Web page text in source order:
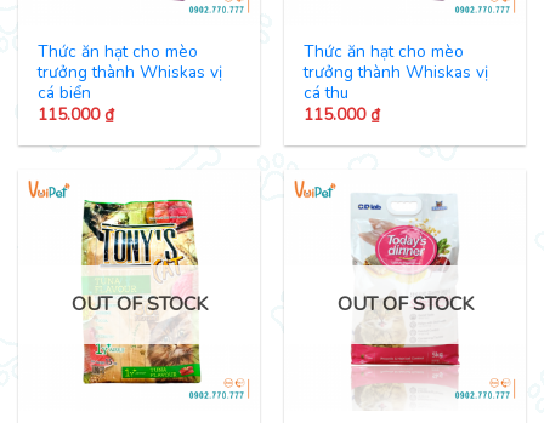
Thức ăn hạt cho mèo
trưởng thành Whiskas vị
cá biển
115.000₫
Thức ăn hạt cho mèo
trưởng thành Whiskas vị
cá thu
115.000₫
OUT OF STOCK OUT OF STOCK